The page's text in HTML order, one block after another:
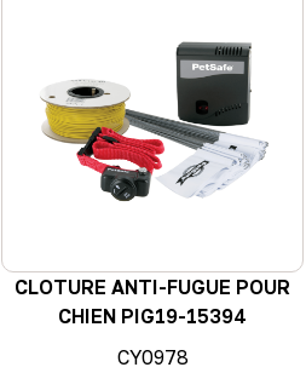
CLOTURE ANTI-FUGUE POUR
CHIEN PIG19-15394
CY0978